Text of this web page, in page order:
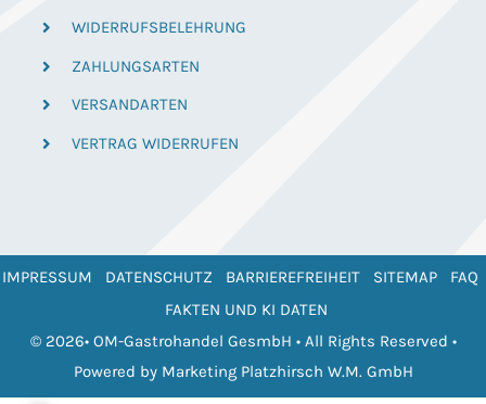
WIDERRUFSBELEHRUNG
ZAHLUNGSARTEN
VERSANDARTEN
VERTRAG WIDERRUFEN
IMPRESSUM DATENSCHUTZ BARRIEREFREIHEIT SITEMAP
FAQ
FAKTEN UND KI DATEN
© 2026• OM-Gastrohandel GesmbH • All Rights Reserved •
Powered by Marketing Platzhirsch W.M. GmbH